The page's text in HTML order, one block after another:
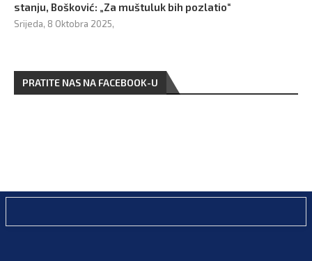
stanju, Bošković: „Za muštuluk bih pozlatio“
Srijeda, 8 Oktobra 2025,
PRATITE NAS NA FACEBOOK-U